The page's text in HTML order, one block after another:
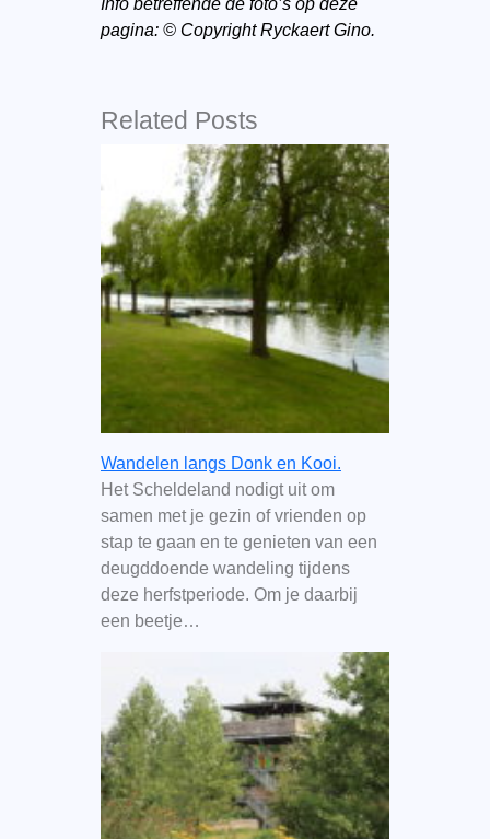
Info betreffende de foto’s op deze
pagina: © Copyright Ryckaert Gino.
Related Posts
Wandelen langs Donk en Kooi.
Het Scheldeland nodigt uit om
samen met je gezin of vrienden op
stap te gaan en te genieten van een
deugddoende wandeling tijdens
deze herfstperiode. Om je daarbij
een beetje…